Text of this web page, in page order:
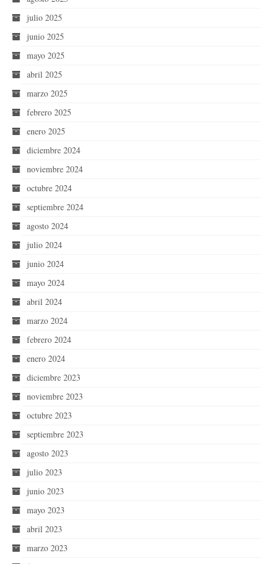
julio 2025
junio 2025
mayo 2025
abril 2025
marzo 2025
febrero 2025
enero 2025
diciembre 2024
noviembre 2024
octubre 2024
septiembre 2024
agosto 2024
julio 2024
junio 2024
mayo 2024
abril 2024
marzo 2024
febrero 2024
enero 2024
diciembre 2023
noviembre 2023
octubre 2023
septiembre 2023
agosto 2023
julio 2023
junio 2023
mayo 2023
abril 2023
marzo 2023